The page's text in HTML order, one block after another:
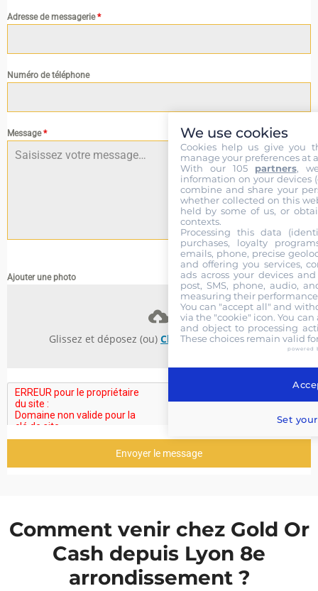
Adresse de messagerie*
Numéro de téléphone
Message*
0 / 180
Ajouter une photo
Glissez et déposez (ou) Choisissez des fichiers
Envoyer le message
Comment venir chez Gold Or
Cash depuis Lyon 8e
arrondissement ?
We use cookies
Cookies help us give you
manage your preferences at
With our 105 partners,
information on your devices
combine and share your
whether collected on this
held by some of us, or
contexts.
Processing this data
purchases, loyalty
emails, phone, precise
and offering you services,
ads across your devices
post, SMS, phone, audio,
measuring their
You can "accept all" and
via the "cookie" icon. You
and object to processing
These choices remain valid
powered
Set